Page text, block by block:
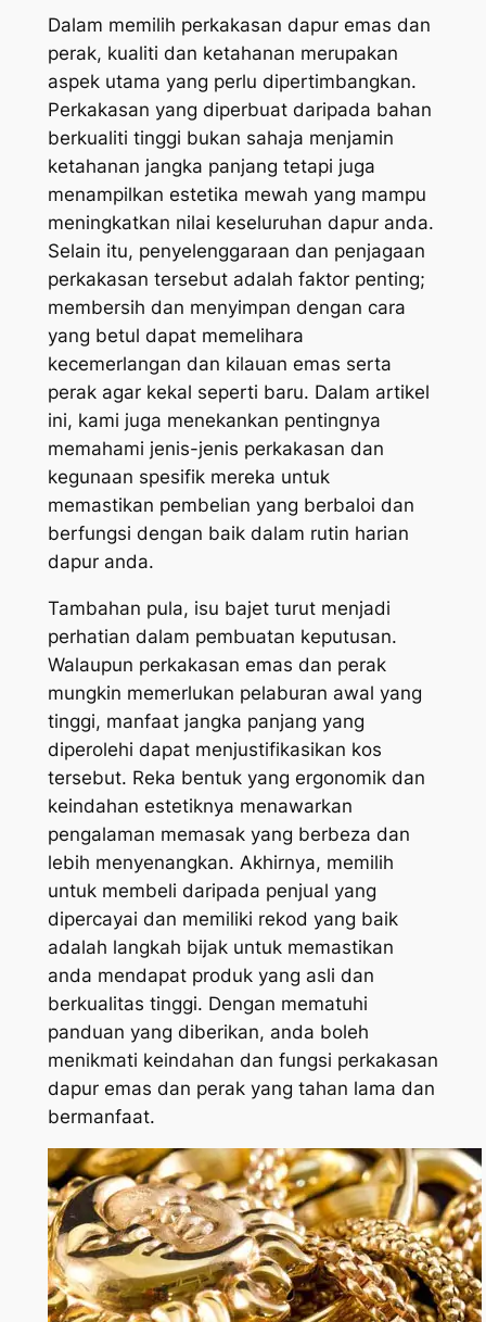
Dalam memilih perkakasan dapur emas dan
perak, kualiti dan ketahanan merupakan
aspek utama yang perlu dipertimbangkan.
Perkakasan yang diperbuat daripada bahan
berkualiti tinggi bukan sahaja menjamin
ketahanan jangka panjang tetapi juga
menampilkan estetika mewah yang mampu
meningkatkan nilai keseluruhan dapur anda.
Selain itu, penyelenggaraan dan penjagaan
perkakasan tersebut adalah faktor penting;
membersih dan menyimpan dengan cara
yang betul dapat memelihara
kecemerlangan dan kilauan emas serta
perak agar kekal seperti baru. Dalam artikel
ini, kami juga menekankan pentingnya
memahami jenis-jenis perkakasan dan
kegunaan spesifik mereka untuk
memastikan pembelian yang berbaloi dan
berfungsi dengan baik dalam rutin harian
dapur anda.
Tambahan pula, isu bajet turut menjadi
perhatian dalam pembuatan keputusan.
Walaupun perkakasan emas dan perak
mungkin memerlukan pelaburan awal yang
tinggi, manfaat jangka panjang yang
diperolehi dapat menjustifikasikan kos
tersebut. Reka bentuk yang ergonomik dan
keindahan estetiknya menawarkan
pengalaman memasak yang berbeza dan
lebih menyenangkan. Akhirnya, memilih
untuk membeli daripada penjual yang
dipercayai dan memiliki rekod yang baik
adalah langkah bijak untuk memastikan
anda mendapat produk yang asli dan
berkualitas tinggi. Dengan mematuhi
panduan yang diberikan, anda boleh
menikmati keindahan dan fungsi perkakasan
dapur emas dan perak yang tahan lama dan
bermanfaat.